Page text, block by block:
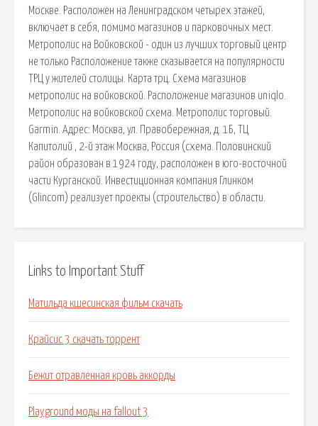
Москве. Расположен на Ленинградском четырех этажей,
включает в себя, помимо магазинов и парковочных мест.
Метрополис на Войковской - один из лучших торговый центр
не только Расположение также сказывается на популярности
ТРЦ у жителей столицы. Карта трц. Схема магазинов
метрополис на войковской. Расположение магазинов uniqlo.
Метрополис на войковской схема. Метрополис торговый.
Garmin. Адрес: Москва, ул. Правобережная, д. 1Б, ТЦ
Капитолий , 2-й этаж Москва, Россия (схема. Половинский
район образован в 1924 году, расположен в юго-восточной
части Курганской. Инвестиционная компания Глинком
(Glincom) реализует проекты (строительство) в области.
Links to Important Stuff
Матильда кшесинская фильм скачать
Крайсис 3 скачать торрент
Бежит отравленная кровь аккорды
Playground моды на fallout 3